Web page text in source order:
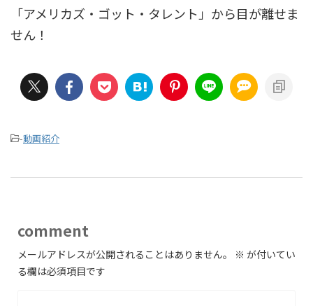
「アメリカズ・ゴット・タレント」から目が離せま
せん！
-動画紹介
comment
メールアドレスが公開されることはありません。 ※ が付いてい
る欄は必須項目です